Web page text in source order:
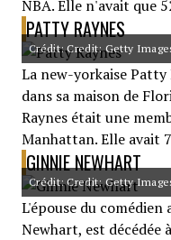
NBA. Elle n'avait que
PATTY RAYNES
Crédit: Credit: Getty
La new-yorkaise
dans sa maison de
Raynes était une
Manhattan. Elle avait
GINNIE NEWHART
Crédit: Credit: Getty
L'épouse du
Newhart, est décédée